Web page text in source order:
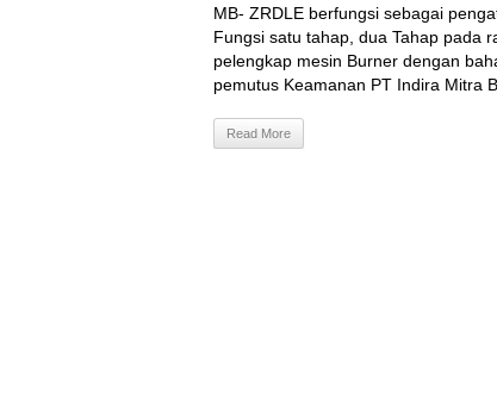
MB- ZRDLE berfungsi sebagai
Fungsi satu tahap, dua Tahap pada
pelengkap mesin Burner dengan
pemutus Keamanan PT Indira Mitra
Read More